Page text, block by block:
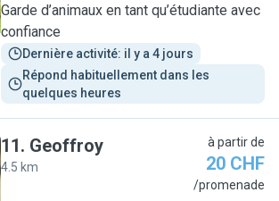
Garde d’animaux en tant qu’étudiante avec
confiance
Dernière activité: il y a 4 jours
Répond habituellement dans les
quelques heures
11. Geoffroy
4.5 km
à partir de
20 CHF
/promenade